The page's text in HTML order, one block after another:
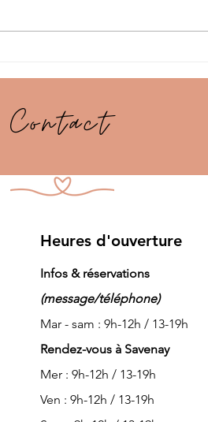
Contact
Heures d'ouverture
Infos & réservations
(message/téléphone)
Mar - sam : 9h-12h / 13-19h
Rendez-vous à Savenay
Mer : 9h-12h / 13-19h
Ven : 9h-12h / 13-19h